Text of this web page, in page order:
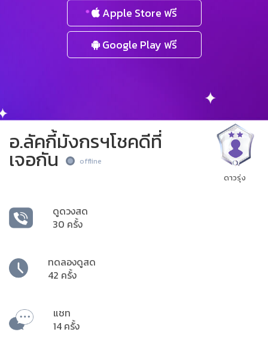
Apple Store ฟรี
Google Play ฟรี
อ.ลัคกี้มังกรฯโชคดีที่
เจอกัน offline
ดูดวงสด
30 ครั้ง
ทดลองดูสด
42 ครั้ง
แชท
14 ครั้ง
ดาวรุ่ง